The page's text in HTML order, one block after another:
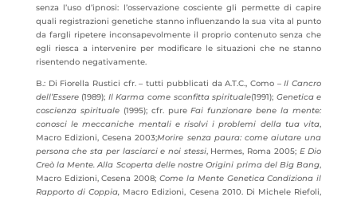
senza l’uso d’ipnosi: l’osservazione cosciente gli permette di capire
quali registrazioni genetiche stanno influenzando la sua vita al punto
da fargli ripetere inconsapevolmente il proprio contenuto senza che
egli riesca a intervenire per modificare le situazioni che ne stanno
risentendo negativamente.
B.: Di Fiorella Rustici cfr. – tutti pubblicati da A.T.C., Como –Il Cancro
dell’Essere(1989); Il Karma come sconfitta spirituale(1991); Genetica e
coscienza spirituale (1995); cfr. pureFai funzionare bene la mente:
conosci le meccaniche mentali e risolvi i problemi della tua vita,
Macro Edizioni, Cesena 2003;Morire senza paura: come aiutare una
persona che sta per lasciarci e noi stessi, Hermes, Roma 2005; E Dio
Creò la Mente. Alla Scoperta delle nostre Origini prima del Big Bang,
Macro Edizioni, Cesena 2008;Come la Mente Genetica Condiziona il
Rapporto di Coppia, Macro Edizioni, Cesena 2010. Di Michele Riefoli,